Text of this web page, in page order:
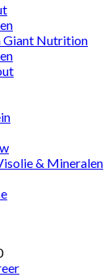
Giant Nutrition
& Mineralen